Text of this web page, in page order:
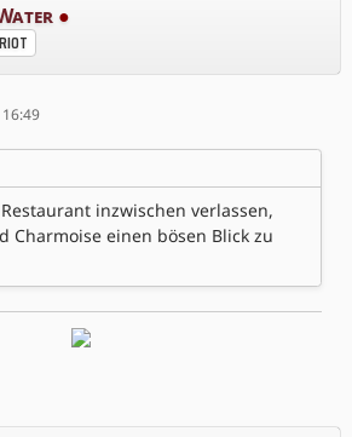
●
inzwischen verlassen,
Charmoise einen bösen Blick zu